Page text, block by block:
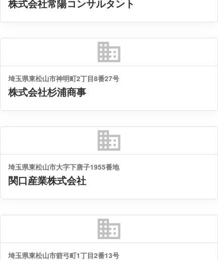
株式会社常陽コンサルタント
business
埼玉県東松山市神明町2丁目8番27号
株式会社杉浦商事
business
埼玉県東松山市大字下唐子1955番地
関口産業株式会社
business
埼玉県東松山市箭弓町1丁目2番13号